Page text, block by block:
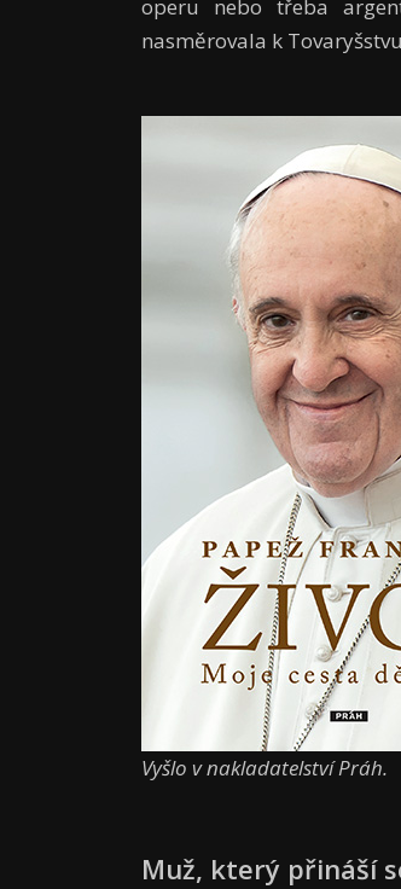
operu nebo třeba
nasměrovala k
Vyšlo v nakladatelství Práh.
Muž, který přináší